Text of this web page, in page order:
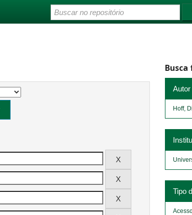
Autor
Hoff,
Tipo